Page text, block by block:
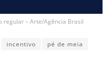
regular – Arte/Agência Brasil
incentivo pé de meia